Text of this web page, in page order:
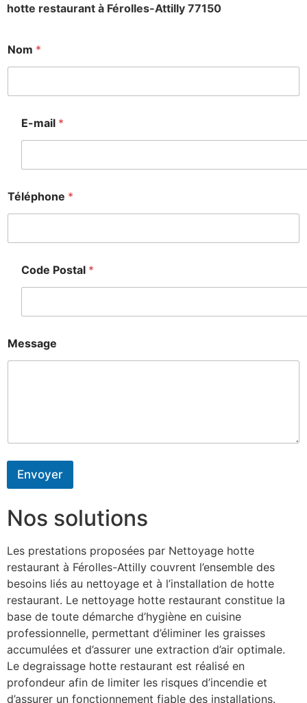
hotte restaurant à Férolles-Attilly 77150
Nom *
s
E-mail *
Téléphone *
Code Postal *
Message
Envoyer
Nos solutions
Les prestations proposées par Nettoyage hotte
restaurant à Férolles-Attilly couvrent l’ensemble des
besoins liés au nettoyage et à l’installation de hotte
restaurant. Le nettoyage hotte restaurant constitue la
base de toute démarche d’hygiène en cuisine
professionnelle, permettant d’éliminer les graisses
accumulées et d’assurer une extraction d’air optimale.
Le degraissage hotte restaurant est réalisé en
profondeur afin de limiter les risques d’incendie et
d’assurer un fonctionnement fiable des installations.